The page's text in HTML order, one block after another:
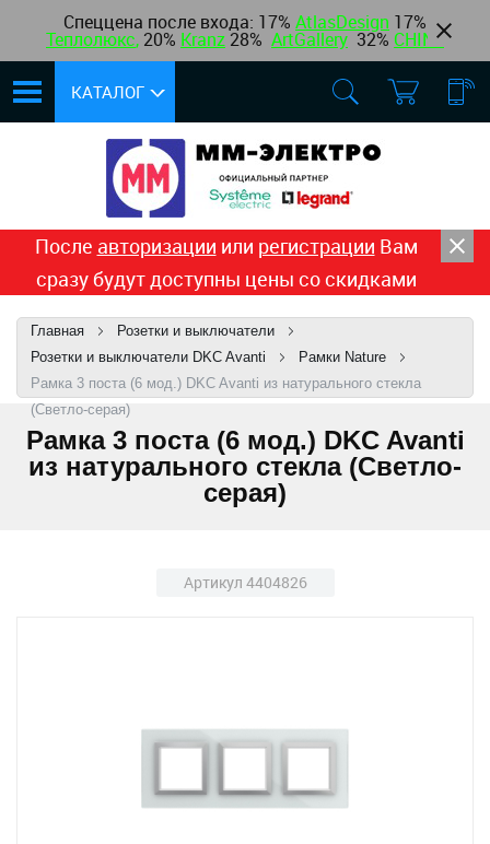
Спеццена после входа: 17% AtlasDesign 17%
Теплолюкс, 20% Kranz 28% ArtGallery 32% CHINT
КАТАЛОГ
После авторизации или регистрации Вам
сразу будут доступны цены со скидками
Главная
Розетки и выключатели
Розетки и выключатели DKC Avanti
Рамки Nature
Рамка 3 поста (6 мод.) DKC Avanti из натурального стекла
(Светло-серая)
Рамка 3 поста (6 мод.) DKC Avanti
из натурального стекла (Светло-
серая)
Артикул 4404826